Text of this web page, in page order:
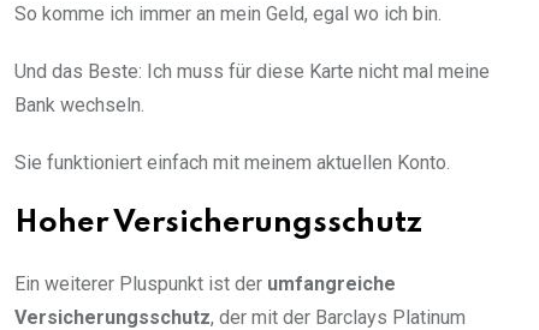
So komme ich immer an mein Geld, egal wo ich bin.
Und das Beste: Ich muss für diese Karte nicht mal meine
Bank wechseln.
Sie funktioniert einfach mit meinem aktuellen Konto.
Hoher Versicherungsschutz
Ein weiterer Pluspunkt ist der umfangreiche
Versicherungsschutz, der mit der Barclays Platinum